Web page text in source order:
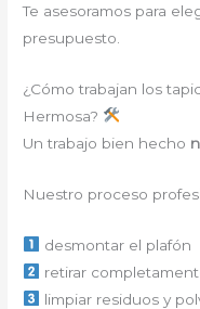
Te asesoramos para
presupuesto.
¿Cómo trabajan los
Hermosa?
Un trabajo bien hecho
Nuestro proceso
desmontar el plafón
retirar
limpiar residuos y